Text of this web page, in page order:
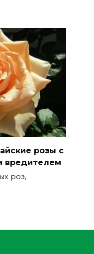
розы с
вредителем
роз,